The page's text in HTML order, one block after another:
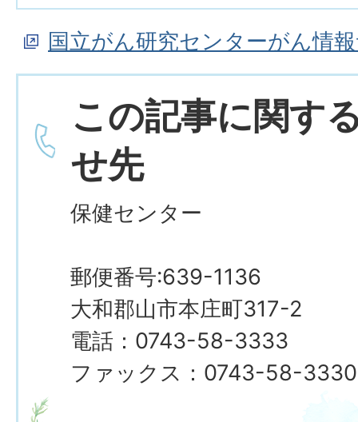
国立がん研究センターがん情
この記事に関す
せ先
保健センター
郵便番号:639-1136
大和郡山市本庄町317-2
電話：0743-58-3333
ファックス：0743-58-3330